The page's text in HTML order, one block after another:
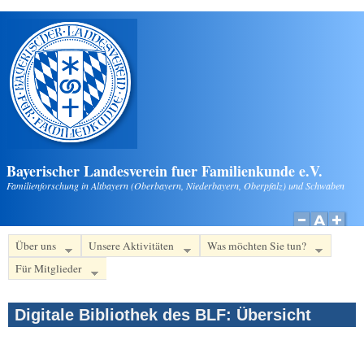
Direkt zum Inhalt
Bayerischer Landesverein fuer Familienkunde e.V.
Familienforschung in Altbayern (Oberbayern, Niederbayern, Oberpfalz) und Schwaben
Über uns Unsere Aktivitäten
Was möchten Sie tun?
Für Mitglieder
Digitale Bibliothek des BLF: Übersicht